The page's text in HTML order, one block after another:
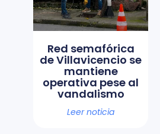
Red semafórica
de Villavicencio se
mantiene
operativa pese al
vandalismo
Leer noticia